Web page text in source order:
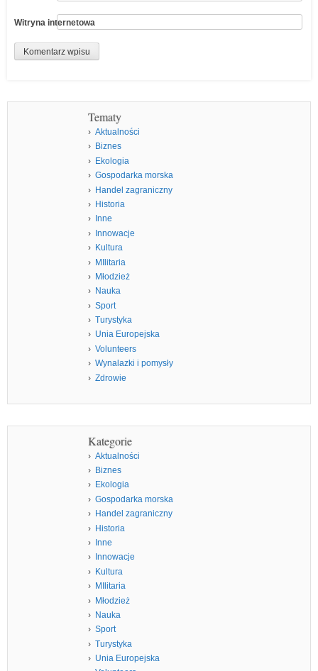
Witryna internetowa
Tematy
Aktualności
Biznes
Ekologia
Gospodarka morska
Handel zagraniczny
Historia
Inne
Innowacje
Kultura
MIlitaria
Młodzież
Nauka
Sport
Turystyka
Unia Europejska
Volunteers
Wynalazki i pomysły
Zdrowie
Kategorie
Aktualności
Biznes
Ekologia
Gospodarka morska
Handel zagraniczny
Historia
Inne
Innowacje
Kultura
MIlitaria
Młodzież
Nauka
Sport
Turystyka
Unia Europejska